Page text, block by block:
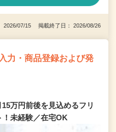
2026/07/15 掲載終了日： 2026/08/26
力・商品登録および発
万円前後を見込めるフリ
！未経験／在宅OK